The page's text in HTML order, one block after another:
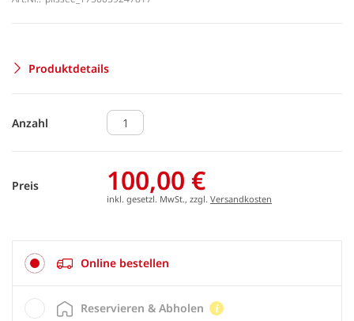
Produktdetails
Anzahl
Preis 100,00 €
inkl. gesetzl. MwSt., zzgl. Versandkosten
Online bestellen
Reservieren & Abholen